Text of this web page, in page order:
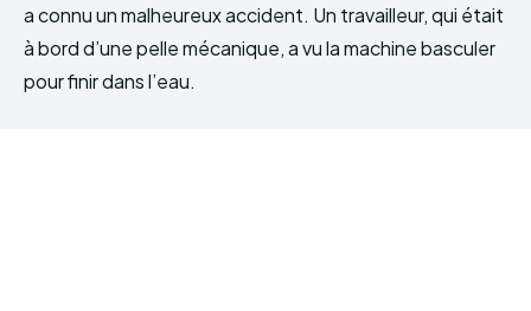
a connu un malheureux accident. Un travailleur, qui était
à bord d’une pelle mécanique, a vu la machine basculer
pour finir dans l’eau.